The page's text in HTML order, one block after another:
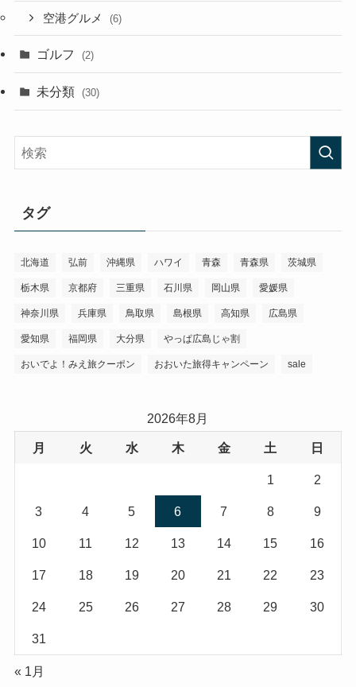
空港グルメ (6)
ゴルフ (2)
未分類 (30)
タグ
北海道 弘前 沖縄県 ハワイ 青森 青森県 茨城県
栃木県 京都府 三重県 石川県 岡山県 愛媛県
神奈川県 兵庫県 鳥取県 島根県 高知県 広島県
愛知県 福岡県 大分県 やっぱ広島じゃ割
おいでよ！みえ旅クーポン おおいた旅得キャンペーン sale
2026年8月
月 火 水 木 金 土 日
1 2
3 4 5 6 7 8 9
10 11 12 13 14 15 16
17 18 19 20 21 22 23
24 25 26 27 28 29 30
31
« 1月